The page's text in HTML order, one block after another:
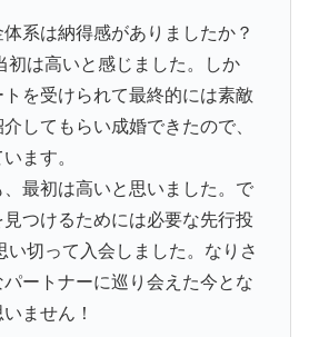
系は納得感がありましたか？
初は高いと感じました。しか
を受けられて最終的には素敵
してもらい成婚できたので、
ます。
最初は高いと思いました。で
つけるためには必要な先行投
い切って入会しました。なりさ
ートナーに巡り会えた今とな
ません！